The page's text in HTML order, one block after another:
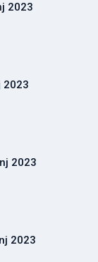
2023
2023
2023
2023